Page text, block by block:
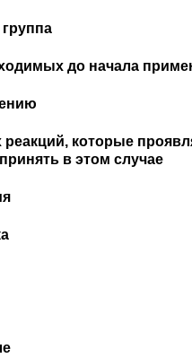
до начала
лекарственными
принять в случае
за консультацией к
которые
в этом случае